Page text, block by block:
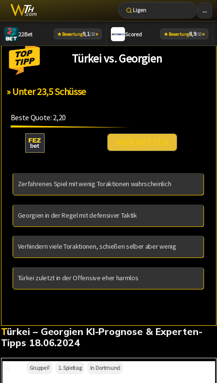
Zum
Inhalt
springen
Ligen ...
22Bet ★Bewertung9,1/10» Scored ★Bewertung8,9/10»
Türkei vs. Georgien
» Unter 23,5 Schüsse
Beste Quote: 2,20
HIER WETTEN
Zerfahrenes Spiel mit wenig Toraktionen wahrscheinlich
Georgien in der Regel mit defensiver Taktik
Verhindern viele Toraktionen, schießen selber aber wenig
Türkei zuletzt in der Offensive eher harmlos
Türkei – Georgien KI-Prognose & Experten-
Tipps 18.06.2024
Gruppe F 1. Spieltag In Dortmund